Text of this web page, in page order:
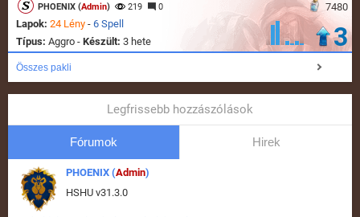
7480
PHOENIX (Admin) 219 0
Lapok: 24 Lény - 6 Spell
Típus: Aggro - Készült: 3 hete 3
Összes pakli
Legfrissebb hozzászólások
Fórumok Hirek
PHOENIX (Admin)
HSHU v31.3.0